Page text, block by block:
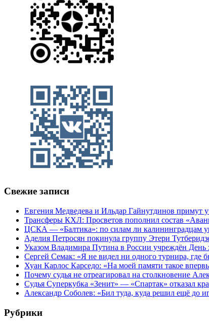
Свежие записи
Евгения Медведева и Ильдар Гайнутдинов примут
Трансферы КХЛ: Просветов пополнил состав
ЦСКА — «Балтика»: по силам ли калининградцам
Аделия Петросян покинула группу Этери
Указом Владимира Путина в России учреждён День
Сергей Семак: «Я не видел ни одного турнира, где
Хуан Карлос Карседо: «На моей памяти такое
Почему судья не отреагировал на столкновение
Судья Суперкубка «Зенит» — «Спартак» отказал
Александр Соболев: «Бил туда, куда решил ещё до
Рубрики